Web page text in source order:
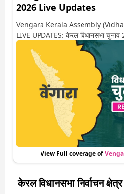
2026 Live Updates
Vengara Kerala Assembly
LIVE UPDATES: केरल विधानसभा चुनाव
में शुरू होने वाली है. यहां देखें वेंगारा सीट
तरफ जा रहें है रुझान. साथ ही पाइए इस
अपडेट वो भी रियल टाइम में
View Full coverage of
केरल विधानसभा निर्वाचन क्षेत्र